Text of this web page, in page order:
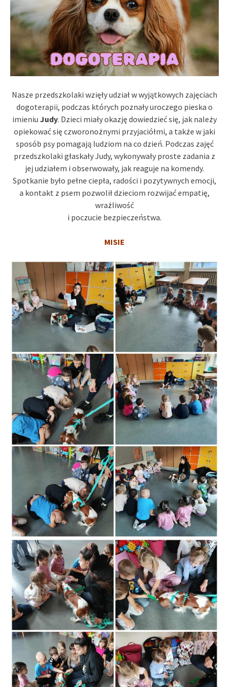
Nasze przedszkolaki wzięły udział w wyjątkowych zajęciach
dogoterapii, podczas których poznały uroczego pieska o
imieniu Judy. Dzieci miały okazję dowiedzieć się, jak należy
opiekować się czworonożnymi przyjaciółmi, a także w jaki
sposób psy pomagają ludziom na co dzień. Podczas zajęć
przedszkolaki głaskały Judy, wykonywały proste zadania z
jej udziałem i obserwowały, jak reaguje na komendy.
Spotkanie było pełne ciepła, radości i pozytywnych emocji,
a kontakt z psem pozwolił dzieciom rozwijać empatię,
wrażliwość
i poczucie bezpieczeństwa.
MISIE